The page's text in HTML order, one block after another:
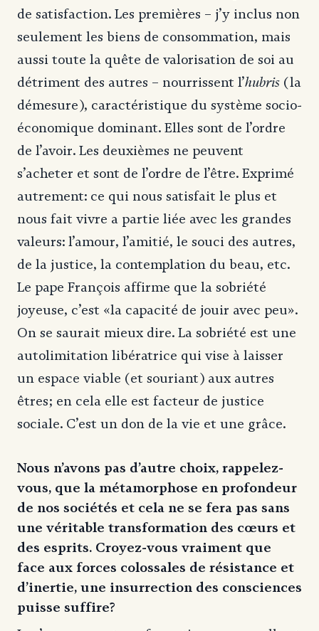
de satisfaction. Les premières – j’y inclus non
seulement les biens de consommation, mais
aussi toute la quête de valorisation de soi au
détriment des autres – nourrissent l’hubris (la
démesure), caractéristique du système socio-
économique dominant. Elles sont de l’ordre
de l’avoir. Les deuxièmes ne peuvent
s’acheter et sont de l’ordre de l’être. Exprimé
autrement: ce qui nous satisfait le plus et
nous fait vivre a partie liée avec les grandes
valeurs: l’amour, l’amitié, le souci des autres,
de la justice, la contemplation du beau, etc.
Le pape François affirme que la sobriété
joyeuse, c’est «la capacité de jouir avec peu».
On se saurait mieux dire. La sobriété est une
autolimitation libératrice qui vise à laisser
un espace viable (et souriant) aux autres
êtres; en cela elle est facteur de justice
sociale. C’est un don de la vie et une grâce.
Nous n’avons pas d’autre choix, rappelez-
vous, que la métamorphose en profondeur
de nos sociétés et cela ne se fera pas sans
une véritable transformation des cœurs et
des esprits. Croyez-vous vraiment que
face aux forces colossales de résistance et
d’inertie, une insurrection des consciences
puisse suffire?